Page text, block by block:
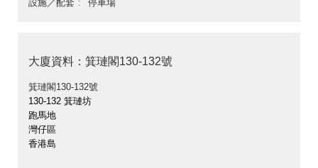
設施／配套
停車場
大廈資料：箕璉閣130-132號
箕璉閣130-132號
130-132 箕璉坊
跑馬地
灣仔區
香港島